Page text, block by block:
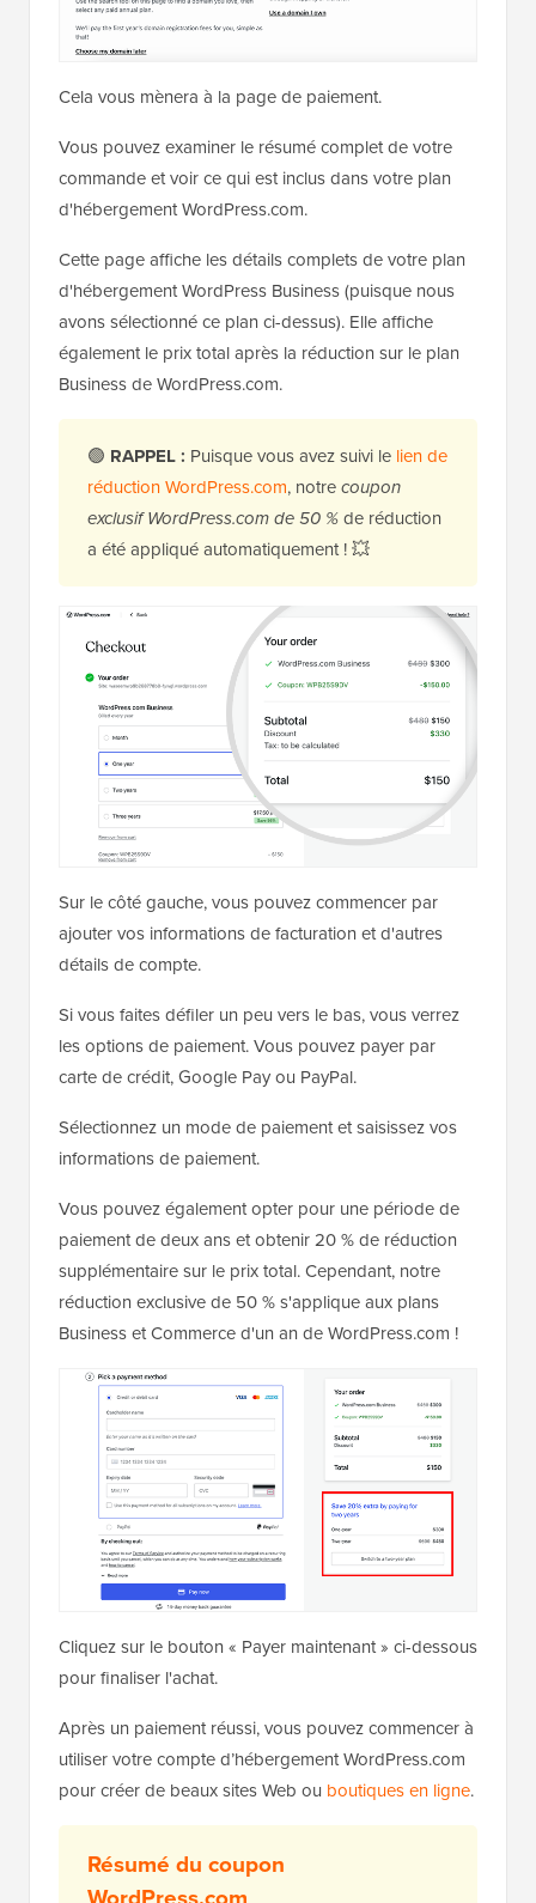
Cela vous mènera à la page de paiement.
Vous pouvez examiner le résumé complet de votre
commande et voir ce qui est inclus dans votre plan
d'hébergement WordPress.com.
Cette page affiche les détails complets de votre plan
d'hébergement WordPress Business (puisque nous
avons sélectionné ce plan ci-dessus). Elle affiche
également le prix total après la réduction sur le plan
Business de WordPress.com.
🟢 RAPPEL : Puisque vous avez suivi le lien de
réduction WordPress.com, notrecoupon
exclusif WordPress.com de 50 %de réduction
a été appliqué automatiquement ! 💥
Sur le côté gauche, vous pouvez commencer par
ajouter vos informations de facturation et d'autres
détails de compte.
Si vous faites défiler un peu vers le bas, vous verrez
les options de paiement. Vous pouvez payer par
carte de crédit, Google Pay ou PayPal.
Sélectionnez un mode de paiement et saisissez vos
informations de paiement.
Vous pouvez également opter pour une période de
paiement de deux ans et obtenir 20 % de réduction
supplémentaire sur le prix total. Cependant, notre
réduction exclusive de 50 % s'applique aux plans
Business et Commerce d'un an de WordPress.com !
Cliquez sur le bouton « Payer maintenant » ci-dessous
pour finaliser l'achat.
Après un paiement réussi, vous pouvez commencer à
utiliser votre compte d’hébergement WordPress.com
pour créer de beaux sites Web ou boutiques en ligne.
Résumé du coupon